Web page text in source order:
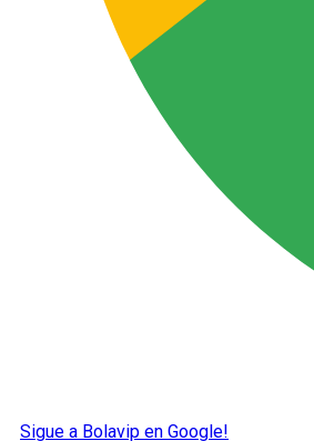
Sigue a Bolavip en Google!